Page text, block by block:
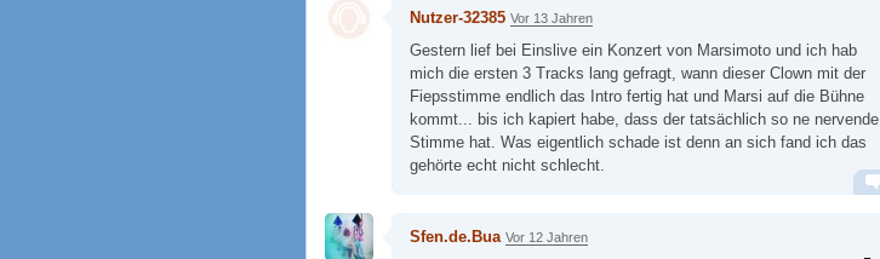
Nutzer-32385 Vor 13 Jahren
Gestern lief bei Einslive ein Konzert von Marsimoto und ich hab
mich die ersten 3 Tracks lang gefragt, wann dieser Clown mit der
Fiepsstimme endlich das Intro fertig hat und Marsi auf die Bühne
kommt... bis ich kapiert habe, dass der tatsächlich so ne nervende
Stimme hat. Was eigentlich schade ist denn an sich fand ich das
gehörte echt nicht schlecht.
Sfen.de.Bua Vor 12 Jahren